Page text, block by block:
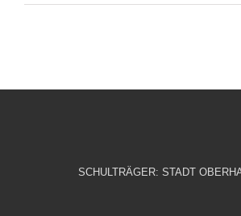
SCHULTRÄGER: STADT